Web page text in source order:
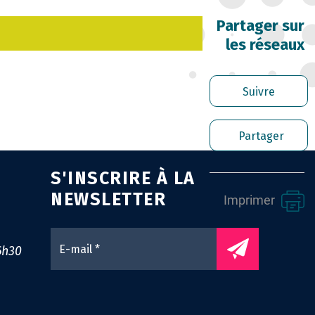
DES FONCTIONNAIRES
LES AGENTS CONTRACTUELS
ET PRÉVENTION DES RISQUES
ARCHIVAGE
Partager sur
les réseaux
Suivre
Partager
Imprimer
S'INSCRIRE À LA
NEWSLETTER